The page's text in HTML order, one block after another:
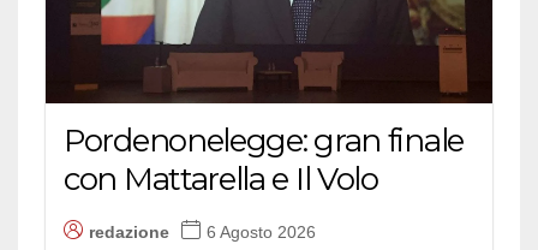
Pordenonelegge: gran finale
con Mattarella e Il Volo
redazione 6 Agosto 2026